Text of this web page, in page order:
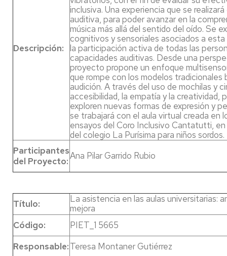
Descripción:
inclusiva. Una experiencia que se
auditiva, para poder avanzar en la
música más allá del sentido del oído. Se
cognitivos y sensoriales asociados a
la participación activa de todas las
capacidades auditivas. Desde una
proyecto propone un enfoque
que rompe con los modelos tradicionales
audición. A través del uso de mochilas y
accesibilidad, la empatía y la creatividad,
exploren nuevas formas de expresión y
se trabajará con el aula virtual creada en
ensayos del Coro Inclusivo Cantatutti,
del colegio La Purísima para niños sordos.
Participantes
del Proyecto:Ana Pilar Garrido Rubio
Título:
La asistencia en las aulas universitarias:
mejora
Código:
PIET_1 5665
Responsable:Teresa Montaner Gutiérrez